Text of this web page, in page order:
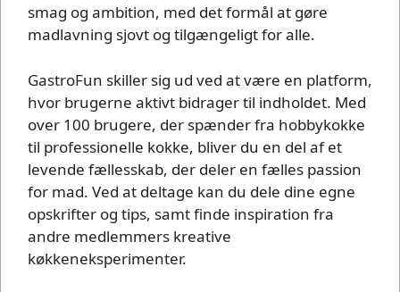
smag og ambition, med det formål at gøre
madlavning sjovt og tilgængeligt for alle.
GastroFun skiller sig ud ved at være en platform,
hvor brugerne aktivt bidrager til indholdet. Med
over 100 brugere, der spænder fra hobbykokke
til professionelle kokke, bliver du en del af et
levende fællesskab, der deler en fælles passion
for mad. Ved at deltage kan du dele dine egne
opskrifter og tips, samt finde inspiration fra
andre medlemmers kreative
køkkeneksperimenter.